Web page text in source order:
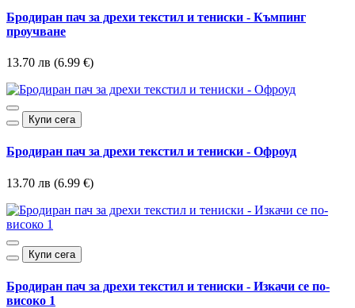
Бродиран пач за дрехи текстил и тениски - Къмпинг
проучване
13.70 лв (6.99 €)
Купи сега
Бродиран пач за дрехи текстил и тениски - Офроуд
13.70 лв (6.99 €)
Купи сега
Бродиран пач за дрехи текстил и тениски - Изкачи се по-
високо 1